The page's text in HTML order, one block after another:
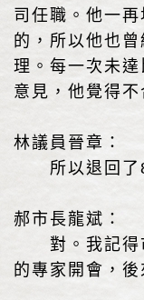
司任職。他一
的，所以他也
理。每一次未
意見，他覺得不
林議員晉章：
所以退回了8
郝市長龍斌：
對。我記得
的專家開會，